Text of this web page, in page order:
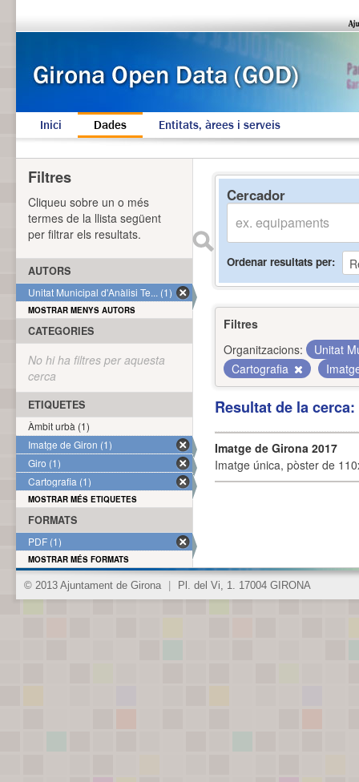
Inici Dades Entitats, àrees i serveis
Cercador
Ordenar resultats per
Filtres
Organitzacions:
Unitat
Cartografia
Resultat de la
Imatge de Girona 2017
Imatge única, pòster de
Filtres
Cliqueu sobre un o més
termes de la llista següent
per filtrar els resultats.
AUTORS
Unitat Municipal d'Anàlisi Te... (1)
MOSTRAR MENYS AUTORS
CATEGORIES
No hi ha filtres per aquesta
cerca
ETIQUETES
Àmbit urbà (1)
Imatge de Giron (1)
Giro (1)
Cartografia (1)
MOSTRAR MÉS ETIQUETES
FORMATS
PDF (1)
MOSTRAR MÉS FORMATS
© 2013 Ajuntament de Girona Pl. del Vi, 1. 17004 GIRONA